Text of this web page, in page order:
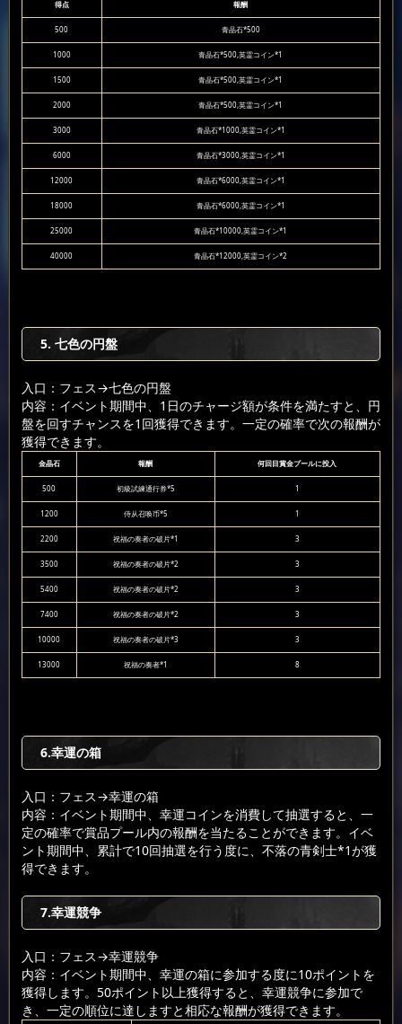
得点 報酬
500 青晶石*500
1000 青晶石*500,英霊コイン*1
1500 青晶石*500,英霊コイン*1
2000 青晶石*500,英霊コイン*1
3000 青晶石*1000,英霊コイン*1
6000 青晶石*3000,英霊コイン*1
12000 青晶石*6000,英霊コイン*1
18000 青晶石*6000,英霊コイン*1
25000 青晶石*10000,英霊コイン*1
40000 青晶石*12000,英霊コイン*2
5. 七色の円盤
入口：フェス→七色の円盤
内容：イベント期間中、1日のチャージ額が条件を満たすと、円
盤を回すチャンスを1回獲得できます。一定の確率で次の報酬が
獲得できます。
金晶石 報酬 何回目賞金プールに投入
500 初級試練通行券*5 1
1200 侍从召唤币*5 1
2200 祝福の奏者の破片*1 3
3500 祝福の奏者の破片*2 3
5400 祝福の奏者の破片*2 3
7400 祝福の奏者の破片*2 3
10000 祝福の奏者の破片*3 3
13000 祝福の奏者*1 8
6.幸運の箱
入口：フェス→幸運の箱
内容：イベント期間中、幸運コインを消費して抽選すると、一
定の確率で賞品プール内の報酬を当たることができます。イベ
ント期間中、累計で10回抽選を行う度に、不落の青剣士*1が獲
得できます。
7.幸運競争
入口：フェス→幸運競争
内容：イベント期間中、幸運の箱に参加する度に10ポイントを
獲得します。50ポイント以上獲得すると、幸運競争に参加で
き、一定の順位に達しますと相応な報酬が獲得できます。